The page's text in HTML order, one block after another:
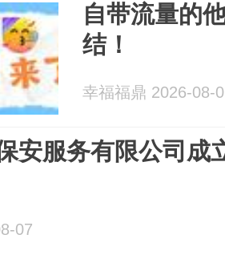
自带流量的
结！
幸福福鼎 2026-08-
安服务有限公司成
07